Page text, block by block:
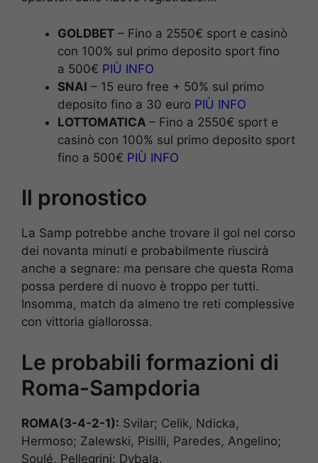
GOLDBET – Fino a 2550€ sport e casinò
con 100% sul primo deposito sport fino
a 500€ PIÙ INFO
SNAI – 15 euro free + 50% sul primo
deposito fino a 30 euro PIÙ INFO
LOTTOMATICA – Fino a 2550€ sport e
casinò con 100% sul primo deposito sport
fino a 500€ PIÙ INFO
Il pronostico
La Samp potrebbe anche trovare il gol nel corso
dei novanta minuti e probabilmente riuscirà
anche a segnare: ma pensare che questa Roma
possa perdere di nuovo è troppo per tutti.
Insomma, match da almeno tre reti complessive
con vittoria giallorossa.
Le probabili formazioni di
Roma-Sampdoria
ROMA(3-4-2-1): Svilar; Celik, Ndicka,
Hermoso; Zalewski, Pisilli, Paredes, Angelino;
Soulé, Pellegrini; Dybala.